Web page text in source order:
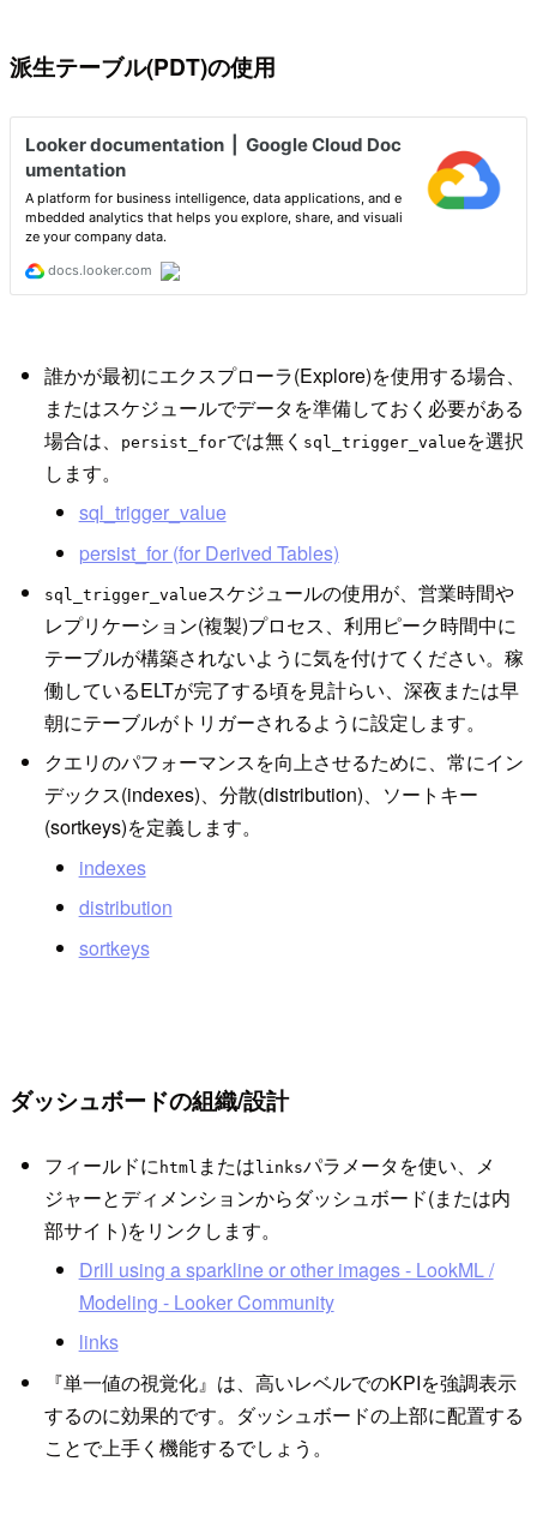
派生テーブル(PDT)の使用
誰かが最初にエクスプローラ(Explore)を使用する場合、
またはスケジュールでデータを準備しておく必要がある
場合は、
persist_forでは無く sql_trigger_value を選択
します。
sql_trigger_value
persist_for (for Derived Tables)
sql_trigger_valueスケジュールの使用が、営業時間や
レプリケーション(複製)プロセス、利用ピーク時間中に
テーブルが構築されないように気を付けてください。稼
働しているELTが完了する頃を見計らい、深夜または早
朝にテーブルがトリガーされるように設定します。
クエリのパフォーマンスを向上させるために、常にイン
デックス(indexes)、分散(distribution)、ソートキー
(sortkeys)を定義します。
indexes
distribution
sortkeys
ダッシュボードの組織/設計
フィールドに html またはlinksパラメータを使い、メ
ジャーとディメンションからダッシュボード(または内
部サイト)をリンクします。
Drill using a sparkline or other images - LookML /
Modeling - Looker Community
links
『単一値の視覚化』は、高いレベルでのKPIを強調表示
するのに効果的です。ダッシュボードの上部に配置する
ことで上手く機能するでしょう。